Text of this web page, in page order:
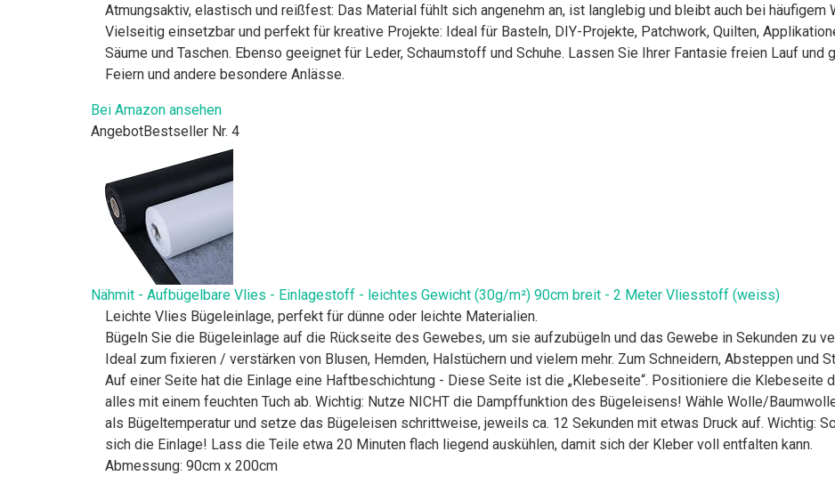
Atmungsaktiv, elastisch und reißfest: Das Material fühlt sich angenehm an, ist langlebig und bleibt auch bei häufigem
Vielseitig einsetzbar und perfekt für kreative Projekte: Ideal für Basteln, DIY-Projekte, Patchwork, Quilten,
Säume und Taschen. Ebenso geeignet für Leder, Schaumstoff und Schuhe. Lassen Sie Ihrer Fantasie freien Lauf
Feiern und andere besondere Anlässe.
Bei Amazon ansehen
AngebotBestseller Nr. 4
Nähmit - Aufbügelbare Vlies - Einlagestoff - leichtes Gewicht (30g/m²) 90cm breit - 2 Meter Vliesstoff (weiss)
Leichte Vlies Bügeleinlage, perfekt für dünne oder leichte Materialien.
Bügeln Sie die Bügeleinlage auf die Rückseite des Gewebes, um sie aufzubügeln und das Gewebe in Sekunden zu
Ideal zum fixieren / verstärken von Blusen, Hemden, Halstüchern und vielem mehr. Zum Schneidern, Absteppen und
Auf einer Seite hat die Einlage eine Haftbeschichtung - Diese Seite ist die „Klebeseite“. Positioniere die Klebeseite
alles mit einem feuchten Tuch ab. Wichtig: Nutze NICHT die Dampffunktion des Bügeleisens! Wähle Wolle/
als Bügeltemperatur und setze das Bügeleisen schrittweise, jeweils ca. 12 Sekunden mit etwas Druck auf. Wichtig:
sich die Einlage! Lass die Teile etwa 20 Minuten flach liegend auskühlen, damit sich der Kleber voll entfalten kann.
Abmessung: 90cm x 200cm